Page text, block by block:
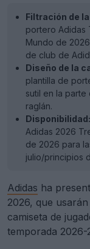
Filtración de
portero Adidas
Mundo de
de club de
Diseño de la
plantilla de
sutil en la
raglán.
Disponibilidad:
Adidas 2026
de 2026 para
julio/principios
Adidas ha
2026, que
camiseta de
temporada 2026-